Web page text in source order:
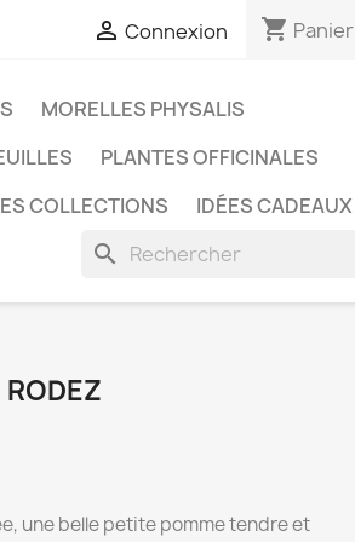
 Connexion shopping_cart Panier
MORELLES PHYSALIS
PLANTES OFFICINALES
COLLECTIONS
IDÉES CADEAUX
search
RODEZ
une belle petite pomme tendre et